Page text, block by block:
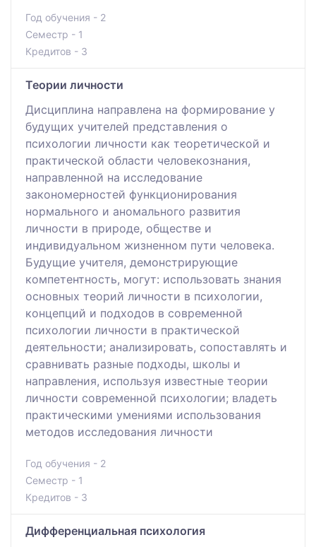
Год обучения - 2
Семестр - 1
Кредитов - 3
Теории личности
Дисциплина направлена на формирование у
будущих учителей представления о
психологии личности как теоретической и
практической области человекознания,
направленной на исследование
закономерностей функционирования
нормального и аномального развития
личности в природе, обществе и
индивидуальном жизненном пути человека.
Будущие учителя, демонстрирующие
компетентность, могут: использовать знания
основных теорий личности в психологии,
концепций и подходов в современной
психологии личности в практической
деятельности; анализировать, сопоставлять и
сравнивать разные подходы, школы и
направления, используя известные теории
личности современной психологии; владеть
практическими умениями использования
методов исследования личности
Год обучения - 2
Семестр - 1
Кредитов - 3
Дифференциальная психология